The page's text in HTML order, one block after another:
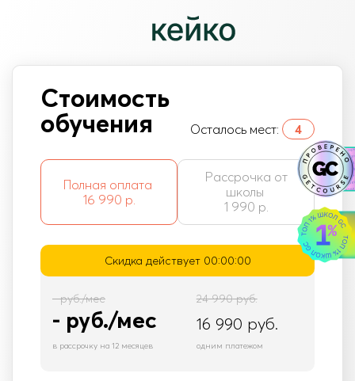
Стоимость
обучения
Осталось мест: 4
Полная оплата
16 990 р.
Рассрочка от
школы
1 990 р.
Скидка действует 00:00:00
-руб./мес
- руб./мес
в рассрочку на 12 месяцев
24 990руб.
16 990 руб.
одним платежом